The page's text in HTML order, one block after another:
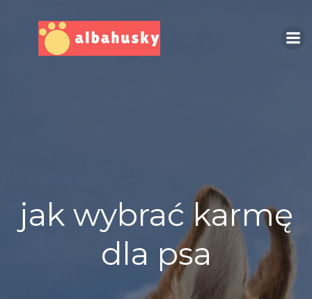
to
content
jak wybrać karmę
dla psa